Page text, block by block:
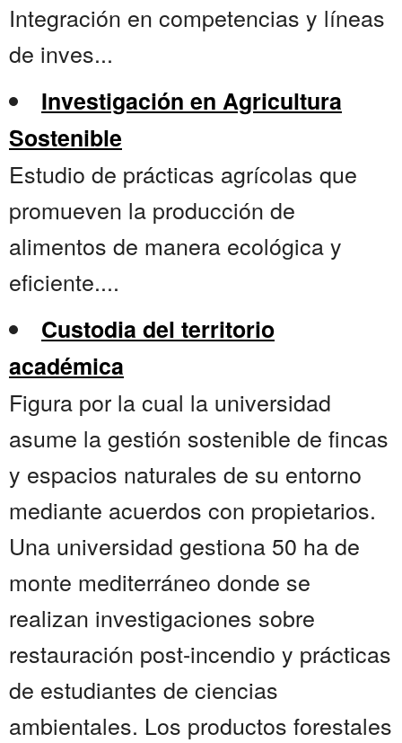
Integración en competencias y líneas
de inves...
Investigación en Agricultura
Sostenible
Estudio de prácticas agrícolas que
promueven la producción de
alimentos de manera ecológica y
eficiente....
Custodia del territorio
académica
Figura por la cual la universidad
asume la gestión sostenible de fincas
y espacios naturales de su entorno
mediante acuerdos con propietarios.
Una universidad gestiona 50 ha de
monte mediterráneo donde se
realizan investigaciones sobre
restauración post-incendio y prácticas
de estudiantes de ciencias
ambientales. Los productos forestales